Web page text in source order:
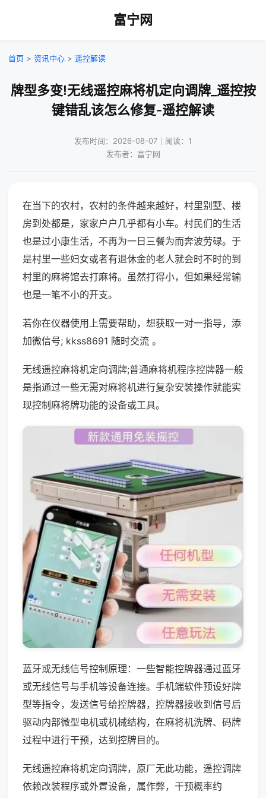
富宁网
首页 > 资讯中心 > 遥控解读
牌型多变!无线遥控麻将机定向调牌_遥控按
键错乱该怎么修复-遥控解读
发布时间：2026-08-07｜阅读：1
发布者：富宁网
在当下的农村，农村的条件越来越好，村里别墅、楼
房到处都是，家家户户几乎都有小车。村民们的生活
也是过小康生活，不再为一日三餐为而奔波劳碌。于
是村里一些妇女或者有退休金的老人就会时不时的到
村里的麻将馆去打麻将。虽然打得小，但如果经常输
也是一笔不小的开支。
若你在仪器使用上需要帮助，想获取一对一指导，添
加微信号; kkss8691 随时交流 。
无线遥控麻将机定向调牌;普通麻将机程序控牌器一般
是指通过一些无需对麻将机进行复杂安装操作就能实
现控制麻将牌功能的设备或工具。
蓝牙或无线信号控制原理：一些智能控牌器通过蓝牙
或无线信号与手机等设备连接。手机端软件预设好牌
型等指令，发送信号给控牌器，控牌器接收到信号后
驱动内部微型电机或机械结构，在麻将机洗牌、码牌
过程中进行干预，达到控牌目的。
无线遥控麻将机定向调牌，原厂无此功能，遥控调牌
依赖改装程序或外置设备，属作弊，干预概率约